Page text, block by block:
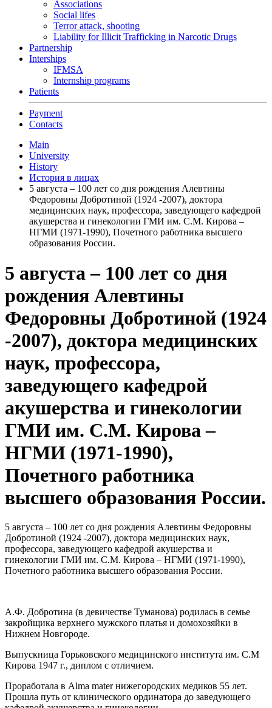
Associations
Social lifes
Terror attack, shooting
Liability for Illicit Trafficking in Narcotic Drugs
Partnership
Interships
IFMSA
Internship programs
Patients
Payment
Contacts
Main
University
History
История в лицах
5 августа – 100 лет со дня рождения Алевтины
Федоровны Добротиной (1924 -2007), доктора
медицинских наук, профессора, заведующего кафедрой
акушерства и гинекологии ГМИ им. С.М. Кирова –
НГМИ (1971-1990), Почетного работника высшего
образования России.
5 августа – 100 лет со дня
рождения Алевтины
Федоровны Добротиной (1924
-2007), доктора медицинских
наук, профессора,
заведующего кафедрой
акушерства и гинекологии
ГМИ им. С.М. Кирова –
НГМИ (1971-1990),
Почетного работника
высшего образования России.
5 августа – 100 лет со дня рождения Алевтины Федоровны
Добротиной (1924 -2007), доктора медицинских наук,
профессора, заведующего кафедрой акушерства и
гинекологии ГМИ им. С.М. Кирова – НГМИ (1971-1990),
Почетного работника высшего образования России.
А.Ф. Добротина (в девичестве Туманова) родилась в семье
закройщика верхнего мужского платья и домохозяйки в
Нижнем Новгороде.
Выпускница Горьковского медицинского института им. С.М
Кирова 1947 г., диплом с отличием.
Проработала в Alma mater нижегородских медиков 55 лет.
Прошла путь от клинического ординатора до заведующего